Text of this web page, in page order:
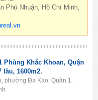
Phú Nhuận, Hồ Chí Minh,
Phùng Khắc Khoan, Quận
lầu, 1600m2.
phường Đa Kao, Quận 1,